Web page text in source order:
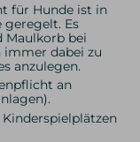
für Hunde ist in
geregelt. Es
Maulkorb bei
dabei zu
anzulegen.
an